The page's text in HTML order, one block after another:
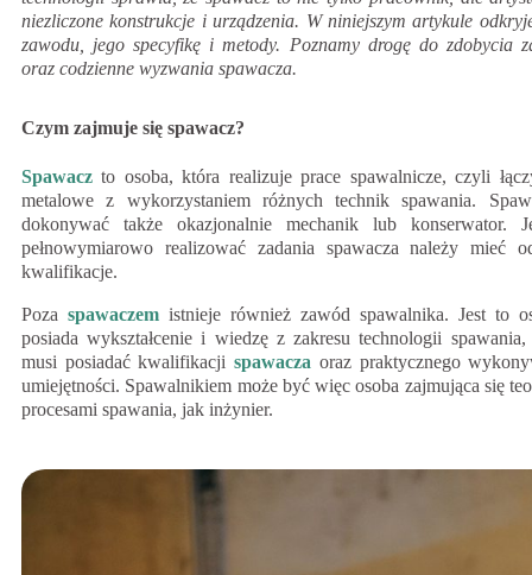
niezliczone konstrukcje i urządzenia. W niniejszym artykule
zawodu, jego specyfikę i metody. Poznamy drogę do zdobycia
oraz codzienne wyzwania spawacza.
Czym zajmuje się spawacz?
Spawacz to osoba, która realizuje prace spawalnicze, czyli
metalowe z wykorzystaniem różnych technik spawania.
dokonywać także okazjonalnie mechanik lub konserwator.
pełnowymiarowo realizować zadania spawacza należy mieć
kwalifikacje.
Poza spawaczem istnieje również zawód spawalnika. Jest to
posiada wykształcenie i wiedzę z zakresu technologii
musi posiadać kwalifikacjispawacza oraz praktycznego
umiejętności. Spawalnikiem może być więc osoba zajmująca się
procesami spawania, jak inżynier.